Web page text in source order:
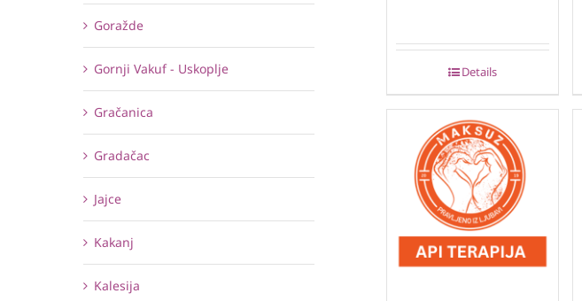
Details
Goražde
Gornji Vakuf - Uskoplje
Gračanica
Gradačac
Jajce
Kakanj
Kalesija